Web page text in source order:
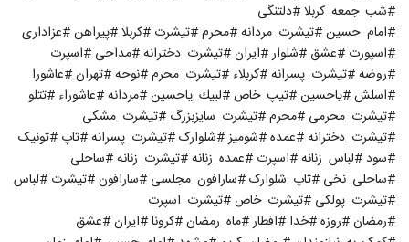
#شب_جمعه_کربلا #دلتنگی
#امام_حسین #تیشرت_مردانه #محرم #تیشرت #کربلا #پیراهن #عزاداری
#اسپورت #عشق #شلوار #ایران #تیشرت_دخترانه #مداحی #اسپرت
#روضه #تیشرت_پسرانه #كربلاء #تیشرت_محرم #نوحه #تهران #عاشورا
#اسلش #ياحسين #تیپ_خاص #لبيك_ياحسين #مردانه #عاشوراء #تتلو
#تیشرت_محرمی #محرم #تیشرت_سایزبزرگ #تیشرت_مشکی
#تیشرت_دخترانه #عمده #شومیز #شلوارک #تیشرت_پسرانه #تاپ #تونیک
#سود #لباس_زنانه #اسپرت #عمده_زنانه #تیشرت_زنانه #ساحلی
#ساحلی_نخی #تاپ_شلوارک #سارافون_مجلسی #سارافون #تیشرت #لباس
#تیشرت_پولکی #تیشرت_خاص #تیشرت_اسپرت
#رمضان #روزه #خدا #افطار #ماه_رمضان #کرونا #ایران #عشق